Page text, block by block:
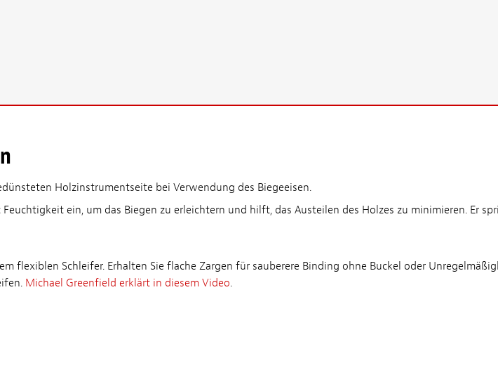
Holzinstrumentseite bei Verwendung des Biegeeisen.
ein, um das Biegen zu erleichtern und hilft, das Austeilen des Holzes zu minimieren. Er
flexiblen Schleifer. Erhalten Sie flache Zargen für sauberere Binding ohne Buckel oder
Michael Greenfield erklärt in diesem Video.